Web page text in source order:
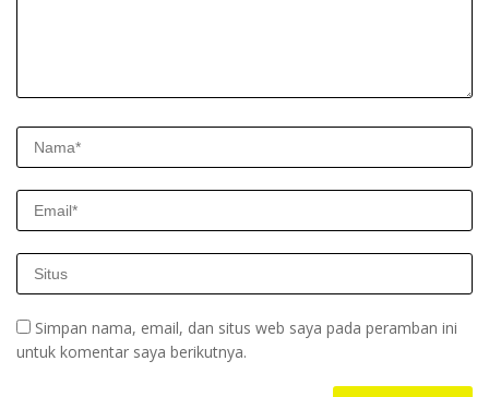
Simpan nama, email, dan situs web saya pada peramban ini
untuk komentar saya berikutnya.